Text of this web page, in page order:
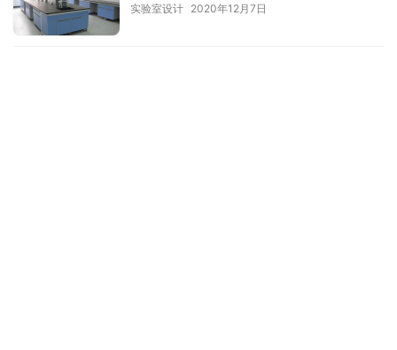
实验室设计 2020年12月7日